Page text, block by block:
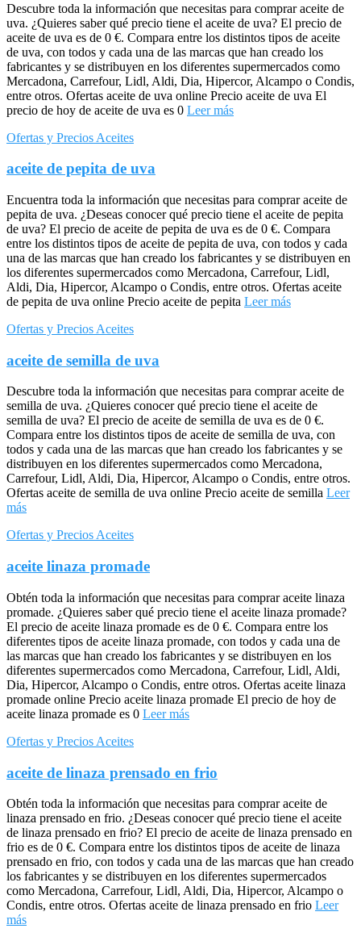
Descubre toda la información que necesitas para comprar aceite de
uva. ¿Quieres saber qué precio tiene el aceite de uva? El precio de
aceite de uva es de 0 €. Compara entre los distintos tipos de aceite
de uva, con todos y cada una de las marcas que han creado los
fabricantes y se distribuyen en los diferentes supermercados como
Mercadona, Carrefour, Lidl, Aldi, Dia, Hipercor, Alcampo o Condis,
entre otros. Ofertas aceite de uva online Precio aceite de uva El
precio de hoy de aceite de uva es 0 Leer más
Ofertas y Precios Aceites
aceite de pepita de uva
Encuentra toda la información que necesitas para comprar aceite de
pepita de uva. ¿Deseas conocer qué precio tiene el aceite de pepita
de uva? El precio de aceite de pepita de uva es de 0 €. Compara
entre los distintos tipos de aceite de pepita de uva, con todos y cada
una de las marcas que han creado los fabricantes y se distribuyen en
los diferentes supermercados como Mercadona, Carrefour, Lidl,
Aldi, Dia, Hipercor, Alcampo o Condis, entre otros. Ofertas aceite
de pepita de uva online Precio aceite de pepita Leer más
Ofertas y Precios Aceites
aceite de semilla de uva
Descubre toda la información que necesitas para comprar aceite de
semilla de uva. ¿Quieres conocer qué precio tiene el aceite de
semilla de uva? El precio de aceite de semilla de uva es de 0 €.
Compara entre los distintos tipos de aceite de semilla de uva, con
todos y cada una de las marcas que han creado los fabricantes y se
distribuyen en los diferentes supermercados como Mercadona,
Carrefour, Lidl, Aldi, Dia, Hipercor, Alcampo o Condis, entre otros.
Ofertas aceite de semilla de uva online Precio aceite de semilla Leer
más
Ofertas y Precios Aceites
aceite linaza promade
Obtén toda la información que necesitas para comprar aceite linaza
promade. ¿Quieres saber qué precio tiene el aceite linaza promade?
El precio de aceite linaza promade es de 0 €. Compara entre los
diferentes tipos de aceite linaza promade, con todos y cada una de
las marcas que han creado los fabricantes y se distribuyen en los
diferentes supermercados como Mercadona, Carrefour, Lidl, Aldi,
Dia, Hipercor, Alcampo o Condis, entre otros. Ofertas aceite linaza
promade online Precio aceite linaza promade El precio de hoy de
aceite linaza promade es 0 Leer más
Ofertas y Precios Aceites
aceite de linaza prensado en frio
Obtén toda la información que necesitas para comprar aceite de
linaza prensado en frio. ¿Deseas conocer qué precio tiene el aceite
de linaza prensado en frio? El precio de aceite de linaza prensado en
frio es de 0 €. Compara entre los distintos tipos de aceite de linaza
prensado en frio, con todos y cada una de las marcas que han creado
los fabricantes y se distribuyen en los diferentes supermercados
como Mercadona, Carrefour, Lidl, Aldi, Dia, Hipercor, Alcampo o
Condis, entre otros. Ofertas aceite de linaza prensado en frio Leer
más